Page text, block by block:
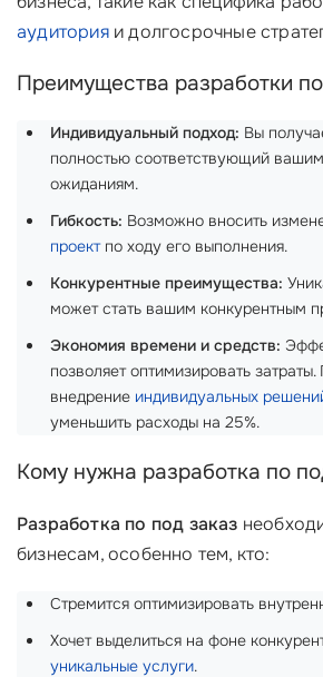
аудиторияи долгосрочные
Преимущества разработки
Индивидуальный подход: Вы
полностью соответствующий
ожиданиям.
Гибкость: Возможно вносить
проектпо ходу его выполнения.
Конкурентные преимущества:
может стать вашим конкурентным
Экономия времени и средств:
позволяет оптимизировать затраты.
внедрение индивидуальных
уменьшить расходы на 25%.
Кому нужна разработка по
Разработка по под заказ
бизнесам, особенно тем, кто:
Стремится оптимизировать
Хочет выделиться на фоне
уникальные услуги.